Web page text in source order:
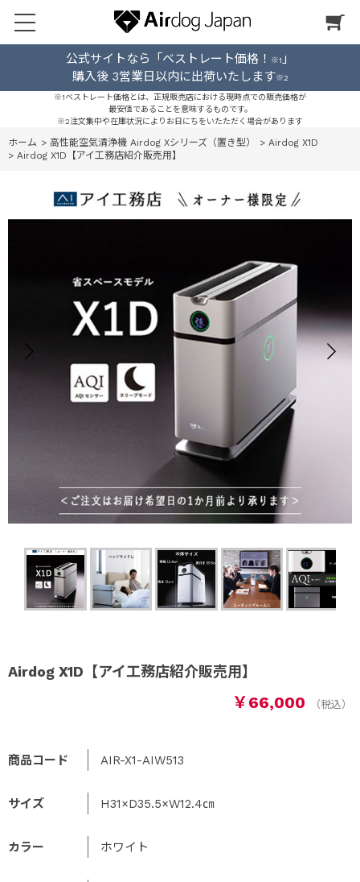
公式サイトなら「ベストレート価格！ ※1 」
購入後 3営業日以内に出荷いたします※2
※1ベストレート価格とは、正規販売店における現時点での販売価格が
最安値であることを意味するものです。
※2注文集中や在庫状況によりお日にちをいたただく場合があります
ホーム > 高性能空気清浄機 Airdog Xシリーズ（置き型） > Airdog X1D
> Airdog X1D【アイ工務店紹介販売用】
Airdog X1D【アイ工務店紹介販売用】
￥66,000
商品コード AIR-X1-AIW513
サイズ H31×D35.5×W12.4㎝
カラー ホワイト